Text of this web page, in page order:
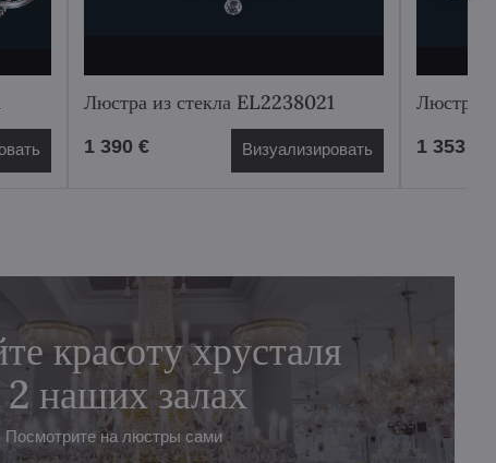
Люстра из стекла EL2238021
1 390 € Визуализировать
Люстра
1 353 €
красоту хрусталя
2 наших залах
Посмотрите на люстры сами